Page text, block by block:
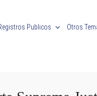
Publicos Otros